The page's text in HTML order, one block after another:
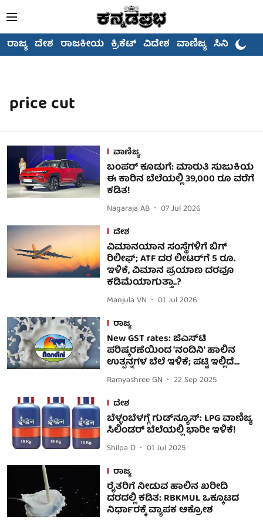
ರಾಜ್ಯ ದೇಶ ರಾಜಕೀಯ ಕ್ರಿಕೆಟ್ ವಿದೇಶ ವಾಣಿಜ್ಯ ಸಿನಿಮಾ
price cut
ವಾಣಿಜ್ಯ
ಬಂಪರ್ ಕೂಡುಗೆ: ಮಾರುತಿ ಸುಜುಕಿಯ
ಈ ಕಾರಿನ ಬೆಲೆಯಲ್ಲಿ 39,000 ರೂ ವರೆಗೆ
ಕಡಿತ!
Nagaraja AB
07 Jul 2026
ದೇಶ
ವಿಮಾನಯಾನ ಸಂಸ್ಥೆಗಳಿಗೆ ಬಿಗ್
ರಿಲೀಫ್; ATF ದರ ಲೀಟರ್‌ಗೆ 5 ರೂ.
ಇಳಿಕೆ, ವಿಮಾನ ಪ್ರಯಾಣ ದರವೂ
ಕಡಿಮೆಯಾಗುತ್ತಾ..?
Manjula VN
01 Jul 2026
ರಾಜ್ಯ
New GST rates: ಜಿಎಸ್‌ಟಿ
ಪರಿಷ್ಕರಣೆಯಿಂದ 'ನಂದಿನಿ' ಹಾಲಿನ
ಉತ್ಪನ್ನಗಳ ಬೆಲೆ ಇಳಿಕೆ; ಪಟ್ಟಿ ಇಲ್ಲಿದೆ...
Ramyashree GN
22 Sep 2025
ದೇಶ
ಬೆಳ್ಳಂಬೆಳಗ್ಗೆ ಗುಡ್​​ನ್ಯೂಸ್​: LPG ವಾಣಿಜ್ಯ
ಸಿಲಿಂಡರ್‌ ಬೆಲೆಯಲ್ಲಿ ಭಾರೀ ಇಳಿಕೆ!
Shilpa D
01 Jul 2025
ರಾಜ್ಯ
ರೈತರಿಗೆ ನೀಡುವ ಹಾಲಿನ ಖರೀದಿ
ದರದಲ್ಲಿ ಕಡಿತ: RBKMUL ಒಕ್ಕೂಟದ
ನಿರ್ಧಾರಕ್ಕೆ ವ್ಯಾಪಕ ಆಕ್ರೋಶ